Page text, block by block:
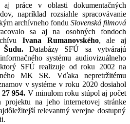
aj práce v oblasti dokumentačných
napríklad rozsiahle spracovávanie
archívneho fondu Slovenská filmová
sa aj na osobných fondoch
Ivana Rumanovského, ale aj
Databázy SFÚ sa vytvárajú
systému audiovizuálneho
SFÚ realizuje od roku 2002 na
MK SR. Vďaka nepretržitému
v systéme v roku 2020 dosiahol
27 954. V minulom roku stúpol aj počet
projektu na jeho internetovej stránke
relevantný verejne dostupný